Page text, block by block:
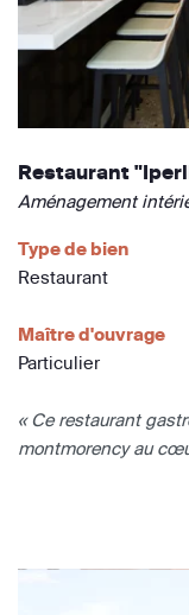
Restaurant
Aménagement
Type de bien
Restaurant
Maître d'ouvrage
Particulier
« Ce restaurant
montmorency au